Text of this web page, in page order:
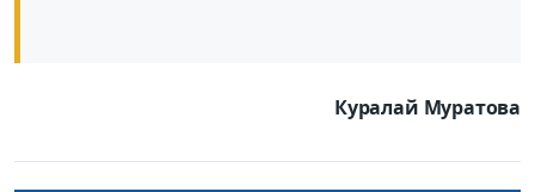
Куралай Муратова